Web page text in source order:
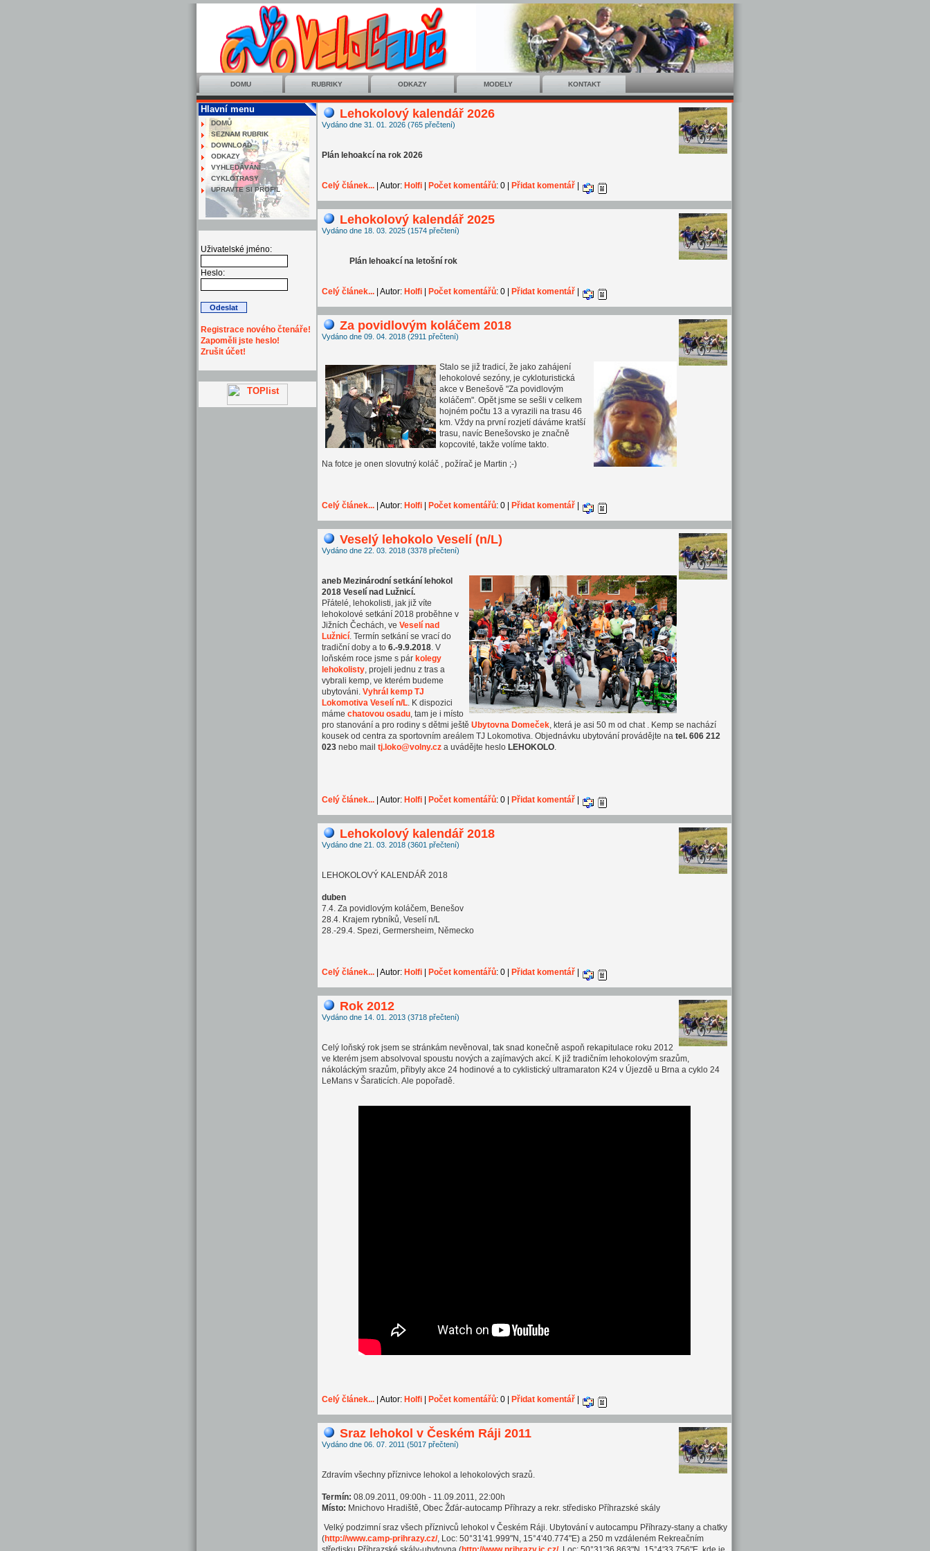
DOMU RUBRIKY ODKAZY MODELY KONTAKT
Hlavní menu
DOMŮ
SEZNAM RUBRIK
DOWNLOAD
ODKAZY
VYHLEDÁVÁNÍ
CYKLOTRASY
UPRAVTE SI PROFIL
Uživatelské jméno:
Heslo:
Registrace nového čtenáře!
Zapoměli jste heslo!
Zrušit účet!
Lehokolový kalendář 2026
Vydáno dne 31. 01. 2026 (765 přečtení)
Plán lehoakcí na rok 2026
Celý článek... | Autor: Holfi Počet komentářů: 0 | Přidat komentář
Lehokolový kalendář 2025
Vydáno dne 18. 03. 2025 (1574 přečtení)
Plán lehoakcí na letošní rok
Celý článek... | Autor: Holfi Počet komentářů: 0 | Přidat komentář
Za povidlovým koláčem 2018
Vydáno dne 09. 04. 2018 (2911 přečtení)
Stalo se již tradicí, že jako zahájení
lehokolové sezóny, je cykloturistická
akce v Benešově "Za povidlovým
koláčem". Opět jsme se sešli v celkem
hojném počtu 13 a vyrazili na trasu 46
km. Vždy na první rozjetí dáváme kratší
trasu, navíc Benešovsko je značně
kopcovité, takže volíme takto.
Na fotce je onen slovutný koláč , požírač je Martin ;-)
Celý článek... | Autor: Holfi Počet komentářů: 0 | Přidat komentář
Veselý lehokolo Veselí (n/L)
Vydáno dne 22. 03. 2018 (3378 přečtení)
aneb Mezinárodní setkání lehokol
2018 Veselí nad Lužnicí.
Přátelé, lehokolisti, jak již víte
lehokolové setkání 2018 proběhne v
Jižních Čechách, ve Veselí nad
Lužnicí. Termín setkání se vrací do
tradiční doby a to 6.-9.9.2018. V
loňském roce jsme s pár kolegy
lehokolisty, projeli jednu z tras a
vybrali kemp, ve kterém budeme
ubytováni. Vyhrál kemp TJ
Lokomotiva Veselí n/L. K dispozici
máme chatovou osadu, tam je i místo
pro stanování a pro rodiny s dětmi ještě Ubytovna Domeček, která je asi 50 m od chat . Kemp se nachází
kousek od centra za sportovním areálem TJ Lokomotiva. Objednávku ubytování provádějte na tel. 606 212
023 nebo mail tj.loko@volny.cz a uvádějte heslo LEHOKOLO.
Celý článek... | Autor: Holfi Počet komentářů: 0 | Přidat komentář
Lehokolový kalendář 2018
Vydáno dne 21. 03. 2018 (3601 přečtení)
LEHOKOLOVÝ KALENDÁŘ 2018
duben
7.4. Za povidlovým koláčem, Benešov
28.4. Krajem rybníků, Veselí n/L
28.-29.4. Spezi, Germersheim, Německo
Celý článek... | Autor: Holfi Počet komentářů: 0 | Přidat komentář
Rok 2012
Vydáno dne 14. 01. 2013 (3718 přečtení)
Celý loňský rok jsem se stránkám nevěnoval, tak snad konečně aspoň rekapitulace roku 2012
ve kterém jsem absolvoval spoustu nových a zajímavých akcí. K již tradičním lehokolovým srazům,
nákoláckým srazům, přibyly akce 24 hodinové a to cyklistický ultramaraton K24 v Újezdě u Brna a cyklo 24
LeMans v Šaraticích. Ale popořadě.
Celý článek... | Autor: Holfi Počet komentářů: 0 | Přidat komentář
Sraz lehokol v Českém Ráji 2011
Vydáno dne 06. 07. 2011 (5017 přečtení)
Zdravím všechny příznivce lehokol a lehokolových srazů.
Termín: 08.09.2011, 09:00h - 11.09.2011, 22:00h
Místo: Mnichovo Hradiště, Obec Žďár-autocamp Příhrazy a rekr. středisko Příhrazské skály
Velký podzimní sraz všech příznivců lehokol v Českém Ráji. Ubytování v autocampu Příhrazy-stany a chatky
(http://www.camp-prihrazy.cz/, Loc: 50°31'41.999"N, 15°4'40.774"E) a 250 m vzdáleném Rekreačním